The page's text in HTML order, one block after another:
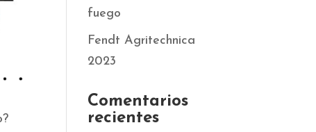
fuego
Fendt Agritechnica
2023
Comentarios
recientes